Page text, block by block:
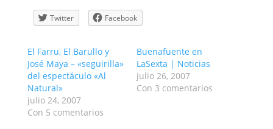
Twitter Facebook
El Farru, El Barullo y
José Maya – «seguirilla»
del espectáculo «Al
Natural»
julio 24, 2007
Con 5 comentarios
Buenafuente en
LaSexta | Noticias
julio 26, 2007
Con 3 comentarios